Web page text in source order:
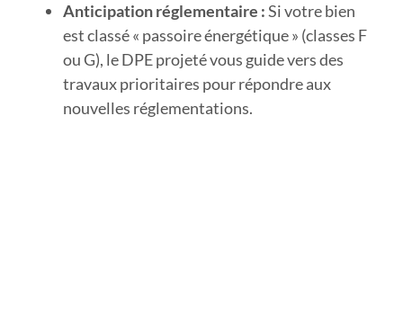
Anticipation réglementaire :Si votre bien
est classé « passoire énergétique » (classes F
ou G), le DPE projeté vous guide vers des
travaux prioritaires pour répondre aux
nouvelles réglementations.